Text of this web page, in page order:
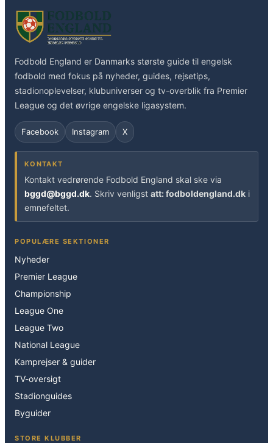
Fodbold England er Danmarks største guide til engelsk
fodbold med fokus på nyheder, guides, rejsetips,
stadionoplevelser, klubuniverser og tv-overblik fra Premier
League og det øvrige engelske ligasystem.
Facebook Instagram X
KONTAKT
Kontakt vedrørende Fodbold England skal ske via
bggd@bggd.dk. Skriv venligst att: fodboldengland.dk i
emnefeltet.
POPULÆRE SEKTIONER
Nyheder
Premier League
Championship
League One
League Two
National League
Kamprejser & guider
TV-oversigt
Stadionguides
Byguider
STORE KLUBBER